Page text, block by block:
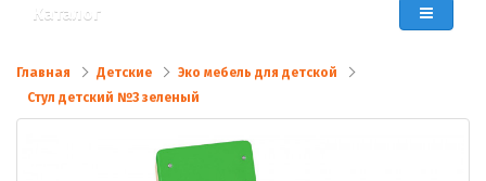
Каталог
Главная Детские
Эко мебель для детской
Стул детский №3 зеленый